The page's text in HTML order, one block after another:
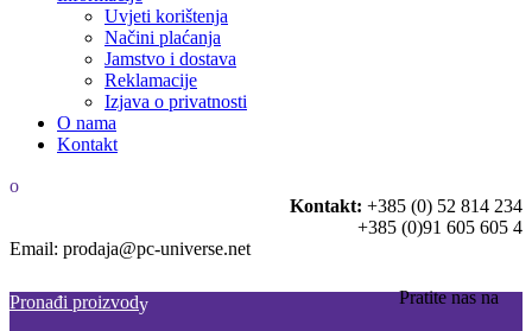
Uvjeti korištenja
Načini plaćanja
Jamstvo i dostava
Reklamacije
Izjava o privatnosti
O nama
Kontakt
Kontakt: +385 (0) 52 814 234
+385 (0)91 605 605 4
Email: prodaja@pc-universe.net
Pratite nas na
Pronađi proizvod